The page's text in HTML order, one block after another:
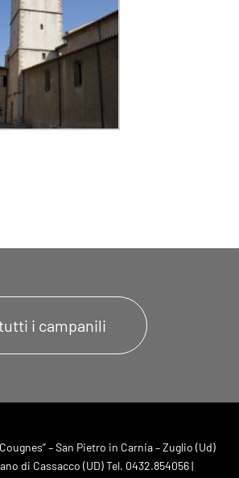
i campanili
– San Pietro in Carnia – Zuglio (Ud)
di Cassacco (UD) Tel. 0432.854056 |